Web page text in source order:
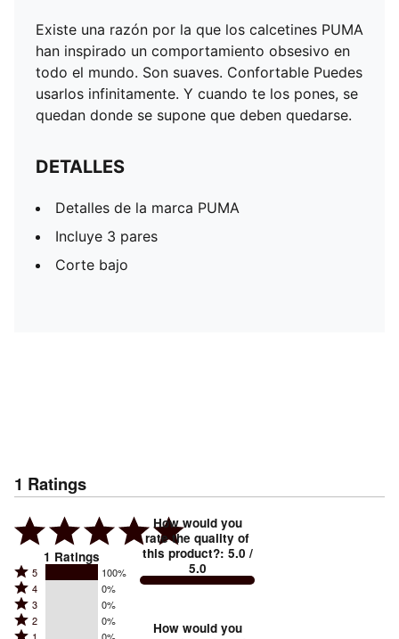
Existe una razón por la que los calcetines PUMA
han inspirado un comportamiento obsesivo en
todo el mundo. Son suaves. Confortable Puedes
usarlos infinitamente. Y cuando te los pones, se
quedan donde se supone que deben quedarse.
DETALLES
Detalles de la marca PUMA
Incluye 3 pares
Corte bajo
1 Ratings
1 Ratings
Rated
5
stars
by
5 100%
Rated
4
stars
4 0%
Rated
3
3 0%
Rated
2 0%
How would you
rate the quality of
this product?: 5.0 /
5.0
How would you